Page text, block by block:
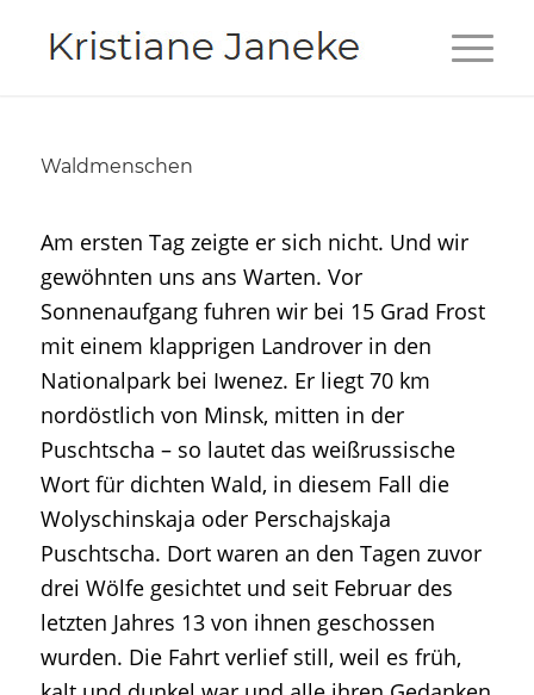
Waldmenschen
Am ersten Tag zeigte er sich nicht. Und wir
gewöhnten uns ans Warten. Vor
Sonnenaufgang fuhren wir bei 15 Grad Frost
mit einem klapprigen Landrover in den
Nationalpark bei Iwenez. Er liegt 70 km
nordöstlich von Minsk, mitten in der
Puschtscha – so lautet das weißrussische
Wort für dichten Wald, in diesem Fall die
Wolyschinskaja oder Perschajskaja
Puschtscha. Dort waren an den Tagen zuvor
drei Wölfe gesichtet und seit Februar des
letzten Jahres 13 von ihnen geschossen
wurden. Die Fahrt verlief still, weil es früh,